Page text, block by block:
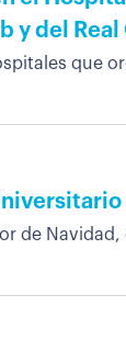
y del
que
de Navidad,